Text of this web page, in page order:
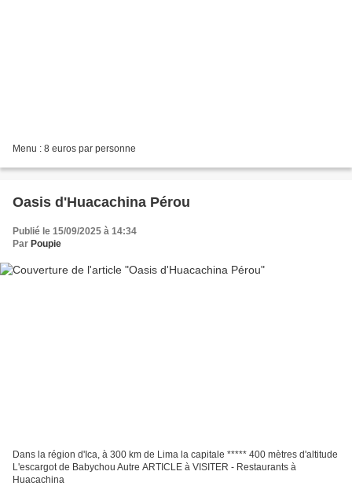
Menu : 8 euros par personne
Oasis d'Huacachina Pérou
Publié le 15/09/2025 à 14:34
Par Poupie
Dans la région d'Ica, à 300 km de Lima la capitale ***** 400 mètres d'altitude
L'escargot de Babychou Autre ARTICLE à VISITER - Restaurants à
Huacachina